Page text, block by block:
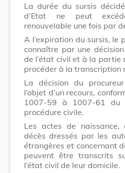
La durée du sursis
d’Etat ne peut
renouvelable une fois par
A l’expiration du sursis, le
connaître par une
de l’état civil et à la partie
procéder à la transcription
La décision du
l’objet d’un recours,
1007-59 à 1007-61 du
procédure civile.
Les actes de
décès dressés par les
étrangères et concernant
peuvent être transcrits
l’état civil de leur domicile.